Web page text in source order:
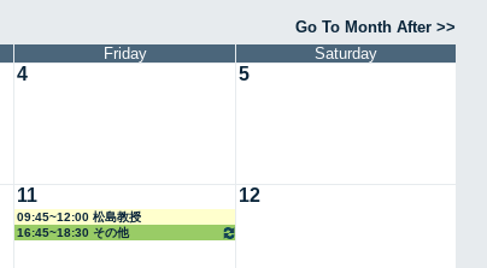
Go To Month After >>
Friday Saturday
4 5
11
09:45~12:00 松島教授
16:45~18:30 その他
12